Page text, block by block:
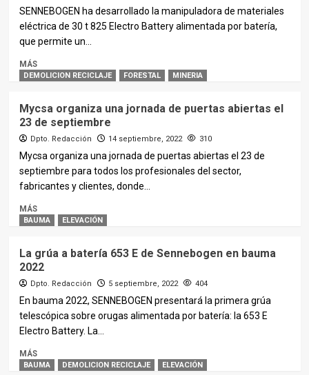
SENNEBOGEN ha desarrollado la manipuladora de materiales
eléctrica de 30 t 825 Electro Battery alimentada por batería,
que permite un...
MÁS
DEMOLICION RECICLAJE FORESTAL MINERIA
Mycsa organiza una jornada de puertas abiertas el
23 de septiembre
Dpto. Redacción 14 septiembre, 2022 310
Mycsa organiza una jornada de puertas abiertas el 23 de
septiembre para todos los profesionales del sector,
fabricantes y clientes, donde...
MÁS
BAUMA ELEVACIÓN
La grúa a batería 653 E de Sennebogen en bauma
2022
Dpto. Redacción 5 septiembre, 2022 404
En bauma 2022, SENNEBOGEN presentará la primera grúa
telescópica sobre orugas alimentada por batería: la 653 E
Electro Battery. La...
MÁS
BAUMA DEMOLICION RECICLAJE ELEVACIÓN